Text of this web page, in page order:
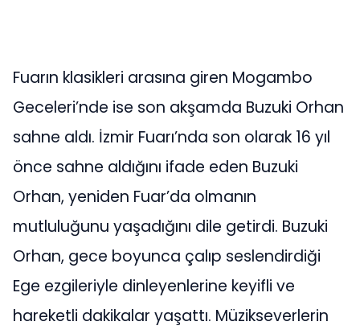
Fuarın klasikleri arasına giren Mogambo
Geceleri’nde ise son akşamda Buzuki Orhan
sahne aldı. İzmir Fuarı’nda son olarak 16 yıl
önce sahne aldığını ifade eden Buzuki
Orhan, yeniden Fuar’da olmanın
mutluluğunu yaşadığını dile getirdi. Buzuki
Orhan, gece boyunca çalıp seslendirdiği
Ege ezgileriyle dinleyenlerine keyifli ve
hareketli dakikalar yaşattı. Müzikseverlerin